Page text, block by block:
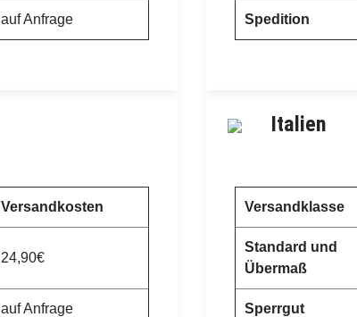
auf Anfrage
Versandkosten
24,90€
auf Anfrage
Spedition
Italien
Versandklasse
Standard und
Übermaß
Sperrgut